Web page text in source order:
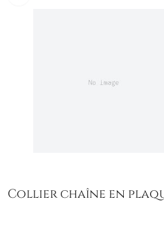
Collier chaîne en